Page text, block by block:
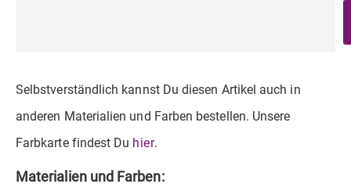
Selbstverständlich kannst Du diesen Artikel auch in
anderen Materialien und Farben bestellen. Unsere
Farbkarte findest Du hier.
Materialien und Farben: